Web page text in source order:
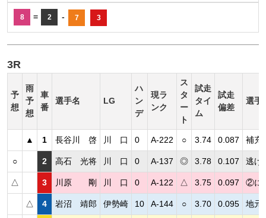
8 = 2 - 7 3
3R
予
想
雨
予
想
車
番
選手名 LG
ハ
ン
デ
現ラ
ンク
ス
タ
ー
ト
試走
タイ
ム
試走
偏差
選手
▲ 1 長谷川 啓 川 口 0 A-222 ○ 3.74 0.087 補充
○ 2 高石 光将 川 口 0 A-137 ◎ 3.78 0.107 逃げ
△ 3 川原 剛 川 口 0 A-122 △ 3.75 0.097 ②に
△ 4 岩沼 靖郎 伊勢崎 10 A-144 ○ 3.70 0.095 地元